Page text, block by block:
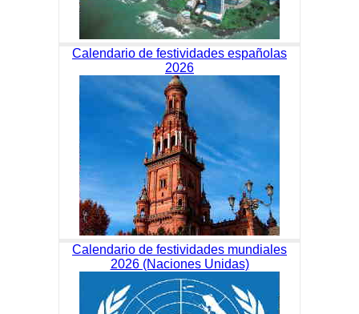
Calendario de festividades españolas
2026
Calendario de festividades mundiales
2026 (Naciones Unidas)